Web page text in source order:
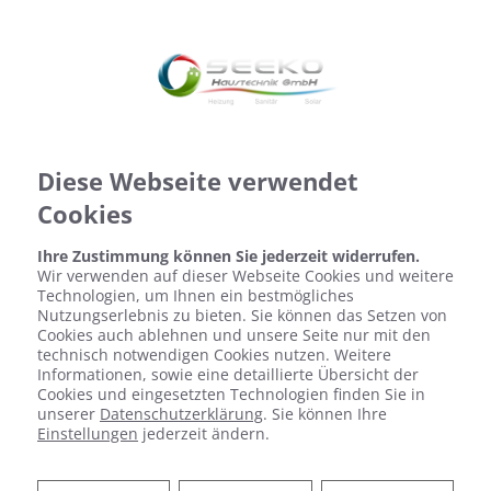
Anspruchsvolle Anlagen – ein
Spezialist
Die Heizaufwendungen eines Gebäudes sind ein
nicht zu unterschätzender Kostenfaktor. Gerade
für Produktionshallen oder große Büros kann
Diese Webseite verwendet
Cookies
Ihre Zustimmung können Sie jederzeit widerrufen.
Wir verwenden auf dieser Webseite Cookies und weitere
Technologien, um Ihnen ein bestmögliches
Nutzungserlebnis zu bieten. Sie können das Setzen von
Cookies auch ablehnen und unsere Seite nur mit den
technisch notwendigen Cookies nutzen. Weitere
Informationen, sowie eine detaillierte Übersicht der
Cookies und eingesetzten Technologien finden Sie in
unserer Datenschutzerklärung. Sie können Ihre
Einstellungen jederzeit ändern.